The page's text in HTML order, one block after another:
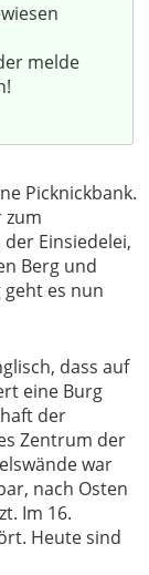
melde
Picknickbank.
zum
Einsiedelei,
Berg und
es nun
dass auf
eine Burg
der
Zentrum der
war
nach Osten
Im 16.
Heute sind